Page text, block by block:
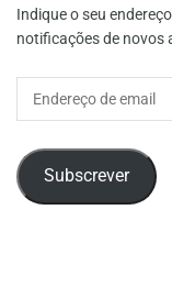
Indique o seu
notificações de novos
Subscrever